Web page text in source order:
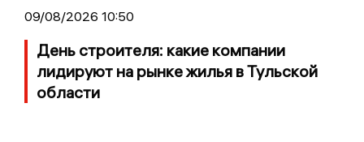
09/08/2026 10:50
День строителя: какие компании
лидируют на рынке жилья в Тульской
области